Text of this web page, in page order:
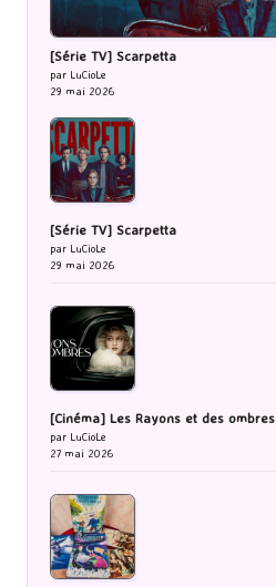
[Série TV] Scarpetta
par LuCioLe
29 mai 2026
[Série TV] Scarpetta
par LuCioLe
29 mai 2026
[Cinéma] Les Rayons et des ombres
par LuCioLe
27 mai 2026